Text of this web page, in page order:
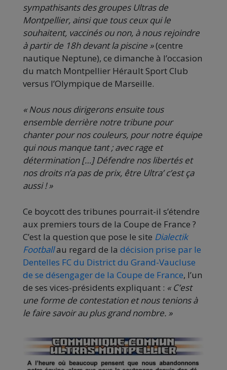
sympathisants des groupes Ultras de
Montpellier, ainsi que tous ceux qui le
souhaitent, vaccinés ou non, à nous rejoindre
à partir de 18h devant la piscine »(centre
nautique Neptune), ce dimanche à l’occasion
du match Montpellier Hérault Sport Club
versus l’Olympique de Marseille.
« Nous nous dirigerons ensuite tous
ensemble derrière notre tribune pour
chanter pour nos couleurs, pour notre équipe
qui nous manque tant ; avec rage et
détermination […] Défendre nos libertés et
nos droits n’a pas de prix, être Ultra’ c’est ça
aussi ! »
Ce boycott des tribunes pourrait-il s’étendre
aux premiers tours de la Coupe de France ?
C’est la question que pose le site Dialectik
Footballau regard de la décision prise par le
Dentelles FC du District du Grand-Vaucluse
de se désengager de la Coupe de France, l’un
de ses vices-présidents expliquant : « C’est
une forme de contestation et nous tenions à
le faire savoir au plus grand nombre. »